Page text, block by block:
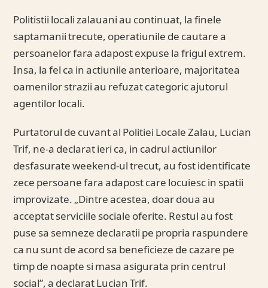
Politistii locali zalauani au continuat, la finele
saptamanii trecute, operatiunile de cautare a
persoanelor fara adapost expuse la frigul extrem.
Insa, la fel ca in actiunile anterioare, majoritatea
oamenilor strazii au refuzat categoric ajutorul
agentilor locali.
Purtatorul de cuvant al Politiei Locale Zalau, Lucian
Trif, ne-a declarat ieri ca, in cadrul actiunilor
desfasurate weekend-ul trecut, au fost identificate
zece persoane fara adapost care locuiesc in spatii
improvizate. „Dintre acestea, doar doua au
acceptat serviciile sociale oferite. Restul au fost
puse sa semneze declaratii pe propria raspundere
ca nu sunt de acord sa beneficieze de cazare pe
timp de noapte si masa asigurata prin centrul
social”, a declarat Lucian Trif.